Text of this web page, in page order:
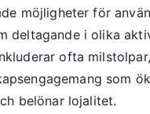
möjligheter för
deltagande i olika
ofta
som
belönar lojalitet.